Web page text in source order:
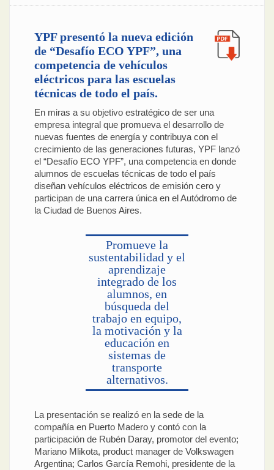
YPF presentó la nueva edición
de “Desafío ECO YPF”, una
competencia de vehículos
eléctricos para las escuelas
técnicas de todo el país.
En miras a su objetivo estratégico de ser una
empresa integral que promueva el desarrollo de
nuevas fuentes de energía y contribuya con el
crecimiento de las generaciones futuras, YPF lanzó
el “Desafío ECO YPF”, una competencia en donde
alumnos de escuelas técnicas de todo el país
diseñan vehículos eléctricos de emisión cero y
participan de una carrera única en el Autódromo de
la Ciudad de Buenos Aires.
Promueve la
sustentabilidad y el
aprendizaje
integrado de los
alumnos, en
búsqueda del
trabajo en equipo,
la motivación y la
educación en
sistemas de
transporte
alternativos.
La presentación se realizó en la sede de la
compañía en Puerto Madero y contó con la
participación de Rubén Daray, promotor del evento;
Mariano Mlikota, product manager de Volkswagen
Argentina; Carlos García Remohi, presidente de la